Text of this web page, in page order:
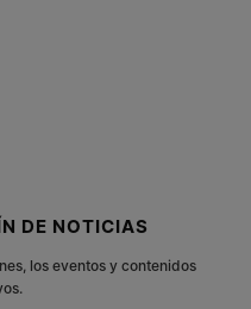
DE NOTICIAS
los eventos y contenidos